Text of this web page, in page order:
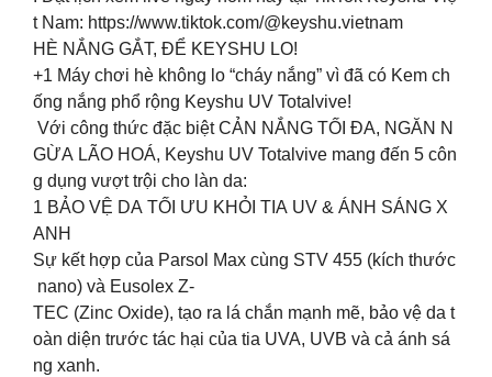
t Nam: https://www.tiktok.com/@keyshu.vietnam ️
HÈ NẮNG GẮT, ĐỂ KEYSHU LO! ️
+1 Máy chơi hè không lo “cháy nắng” vì đã có Kem ch
ống nắng phổ rộng Keyshu UV Totalvive!
️ Với công thức đặc biệt CẢN NẮNG TỐI ĐA, NGĂN N
GỪA LÃO HOÁ, Keyshu UV Totalvive mang đến 5 côn
g dụng vượt trội cho làn da:
1️ BẢO VỆ DA TỐI ƯU KHỎI TIA UV & ÁNH SÁNG X
ANH
Sự kết hợp của Parsol Max cùng STV 455 (kích thước
nano) và Eusolex Z-
TEC (Zinc Oxide), tạo ra lá chắn mạnh mẽ, bảo vệ da t
oàn diện trước tác hại của tia UVA, UVB và cả ánh sá
ng xanh.